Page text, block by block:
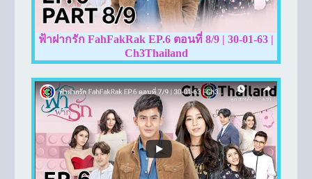
ฟ้าฝากรัก FahFakRak EP.6 ตอนที่ 8/9 | 30-01-63 |
Ch3Thailand